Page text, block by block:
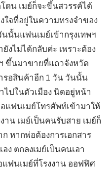
ดน เมย์ก็จะขึ้นสวรรค์ได้
ใจที่อยู่ในความทรงจำของ
นั้นแฟนเมย์เข้ากรุงเทพฯ
งไม่ได้กลับค่ะ เพราะต้อง
ขึ้นมาขายที่แถวจังหวัด
รอสินค้าอีก 1 วัน วันนั้น
ปในตัวเมือง นิดอยู่หน้า
แฟนเมย์โทรศัพท์เข้ามาให้
าน เมย์เป็นคนรับสาย เมย์ก็
หากพ่อต้องการเอกสาร
ง ตกลงเมย์เป็นคนเอา
แฟนเมย์ที่โรงงาน ออฟฟิศ